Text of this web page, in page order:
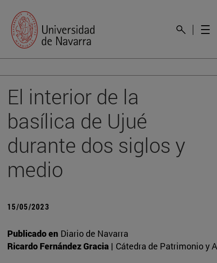
El interior de la
basílica de Ujué
durante dos siglos y
medio
15/05/2023
Publicado en Diario de Navarra
Ricardo Fernández Gracia | Cátedra de Patrimonio y